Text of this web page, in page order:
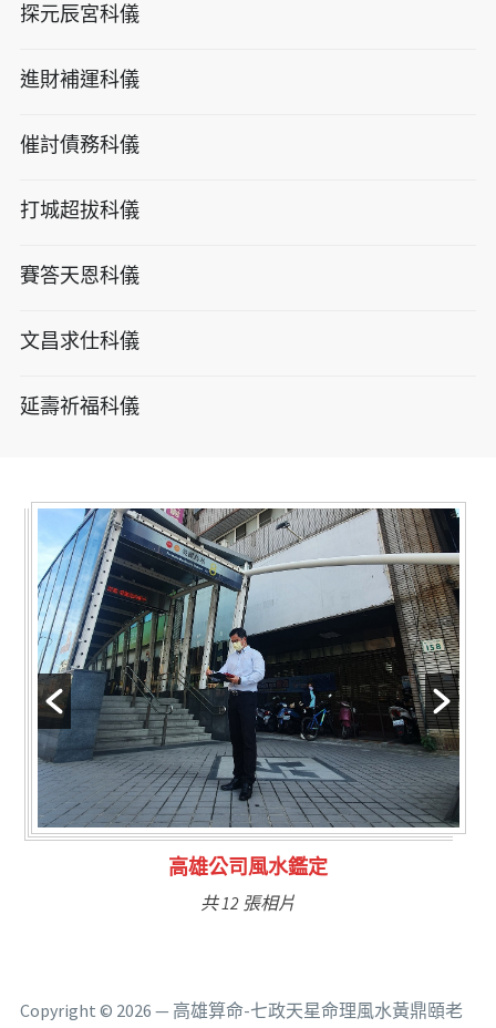
探元辰宮科儀
進財補運科儀
催討債務科儀
打城超拔科儀
賽答天恩科儀
文昌求仕科儀
延壽祈福科儀
林氏福主量子生基造命
共 6 張相片
Copyright © 2026 — 高雄算命-七政天星命理風水黃鼎頤老